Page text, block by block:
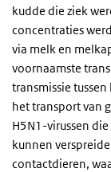
kudde die ziek
concentraties
via melk en
voornaamste
transmissie
het transport van
H5N1-virussen
kunnen
contactdieren,